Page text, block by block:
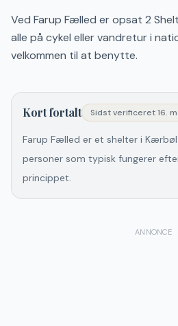
Ved Farup Fælled er opsat 2
alle på cykel eller vandretur i
velkommen til at benytte.
Kort fortalt Sidst verificeret16.
Farup Fælled er et shelter i
personer som typisk fungerer
princippet.
ANNONCE